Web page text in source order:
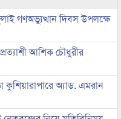
গণঅভ্যুত্থান দিবস উপলক্ষে
আশিক চৌধুরীর
কুশিয়ারাপারে অ্যাড. এমরান